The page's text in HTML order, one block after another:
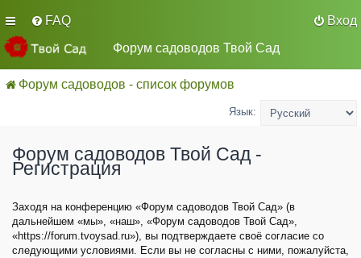
FAQ
Вход
Форум садоводов Твой Сад
Форум садоводов - список форумов
Язык:
Форум садоводов Твой Сад -
Регистрация
Заходя на конференцию «Форум садоводов Твой Сад» (в
дальнейшем «мы», «наш», «Форум садоводов Твой Сад»,
«https://forum.tvoysad.ru»), вы подтверждаете своё согласие со
следующими условиями. Если вы не согласны с ними, пожалуйста,